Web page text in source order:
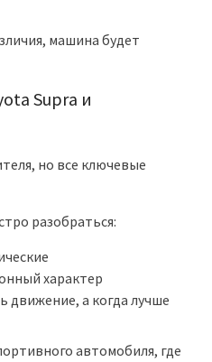
машина будет
Supra и
но все ключевые
разобраться:
характер
движение, а когда лучше
автомобиля, где